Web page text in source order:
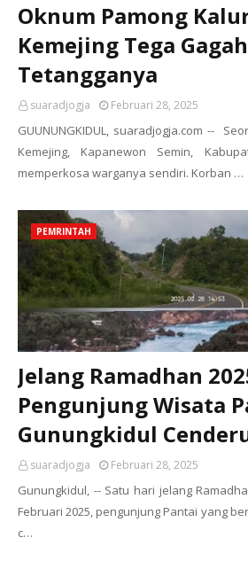
Oknum Pamong
Kemejing Tega
Tetangganya
suaradjogja Februari 28, 2025
GUUNUNGKIDUL, suaradjogja.com --
Kemejing, Kapanewon Semin,
memperkosa warganya sendiri. Korban …
PEMRINTAH
Jelang Ramadhan
Pengunjung Wisata
Gunungkidul
suaradjogja Februari 28, 2025
Gunungkidul, -- Satu hari jelang
Februari 2025, pengunjung Pantai yang
c…